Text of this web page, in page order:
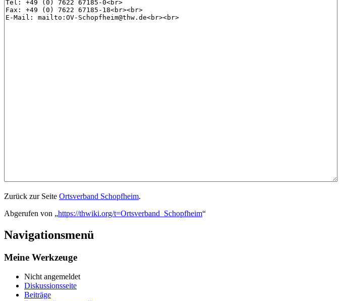
Zurück zur Seite Ortsverband Schopfheim.
Abgerufen von „https://thwiki.org/t=Ortsverband_Schopfheim“
Navigationsmenü
Meine Werkzeuge
Nicht angemeldet
Diskussionsseite
Beiträge